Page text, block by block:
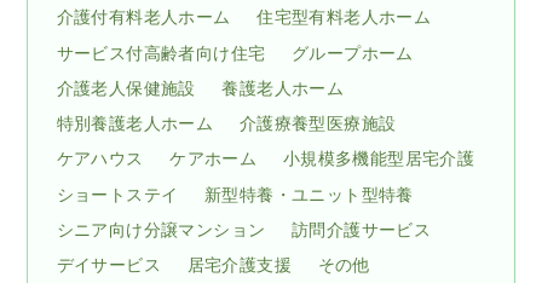
介護付有料老人ホーム
住宅型有料老人ホーム
サービス付高齢者向け住宅
グループホーム
介護老人保健施設
養護老人ホーム
特別養護老人ホーム
介護療養型医療施設
ケアハウス
ケアホーム
小規模多機能型居宅介護
ショートステイ
新型特養・ユニット型特養
シニア向け分譲マンション
訪問介護サービス
デイサービス
居宅介護支援
その他